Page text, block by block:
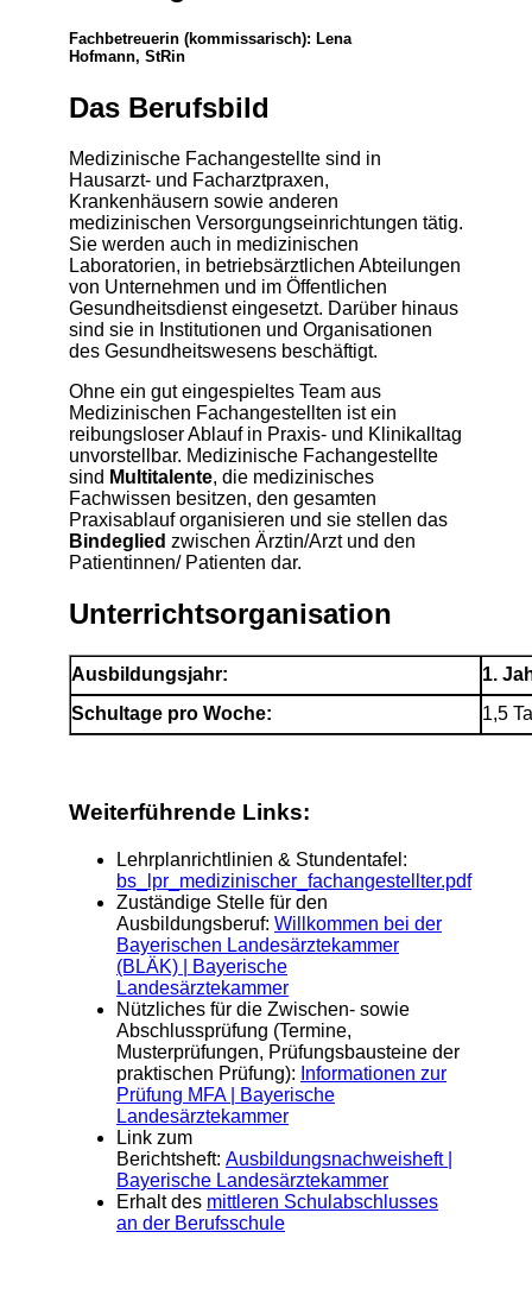
Fachbetreuerin (kommissarisch): Lena
Hofmann, StRin
Das Berufsbild
Medizinische Fachangestellte sind in
Hausarzt- und Facharztpraxen,
Krankenhäusern sowie anderen
medizinischen Versorgungseinrichtungen tätig.
Sie werden auch in medizinischen
Laboratorien, in betriebsärztlichen Abteilungen
von Unternehmen und im Öffentlichen
Gesundheitsdienst eingesetzt. Darüber hinaus
sind sie in Institutionen und Organisationen
des Gesundheitswesens beschäftigt.
Ohne ein gut eingespieltes Team aus
Medizinischen Fachangestellten ist ein
reibungsloser Ablauf in Praxis- und Klinikalltag
unvorstellbar. Medizinische Fachangestellte
sind Multitalente, die medizinisches
Fachwissen besitzen, den gesamten
Praxisablauf organisieren und sie stellen das
Bindeglied zwischen Ärztin/Arzt und den
Patientinnen/ Patienten dar.
Unterrichtsorganisation
Ausbildungsjahr:
1.
Schultage pro Woche:
1,5
Weiterführende Links:
Lehrplanrichtlinien & Stundentafel:
bs_lpr_medizinischer_fachangestellter.pdf
Zuständige Stelle für den
Ausbildungsberuf: Willkommen bei der
Bayerischen Landesärztekammer
(BLÄK) | Bayerische
Landesärztekammer
Nützliches für die Zwischen- sowie
Abschlussprüfung (Termine,
Musterprüfungen, Prüfungsbausteine der
praktischen Prüfung): Informationen zur
Prüfung MFA | Bayerische
Landesärztekammer
Link zum
Berichtsheft: Ausbildungsnachweisheft |
Bayerische Landesärztekammer
Erhalt des mittleren Schulabschlusses
an der Berufsschule